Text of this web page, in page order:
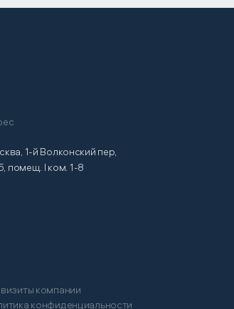
1-й Волконский пер,
помещ. I ком. 1-8
компании
конфиденциальности